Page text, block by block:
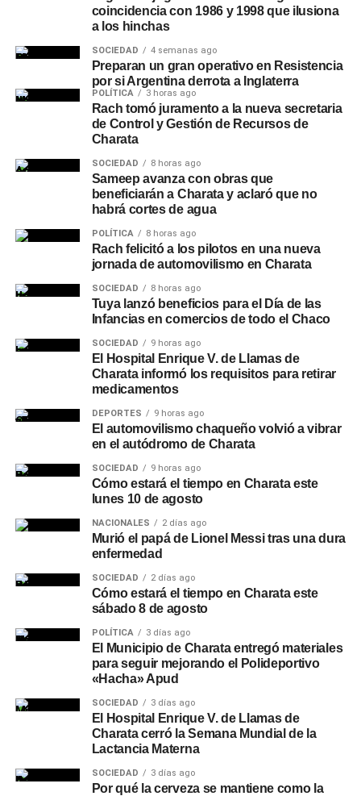
coincidencia con 1986 y 1998 que ilusiona
a los hinchas
SOCIEDAD 4 semanas ago
Preparan un gran operativo en Resistencia
por si Argentina derrota a Inglaterra
POLÍTICA 3 horas ago
Rach tomó juramento a la nueva secretaria
de Control y Gestión de Recursos de
Charata
SOCIEDAD 8 horas ago
Sameep avanza con obras que
beneficiarán a Charata y aclaró que no
habrá cortes de agua
POLÍTICA 8 horas ago
Rach felicitó a los pilotos en una nueva
jornada de automovilismo en Charata
SOCIEDAD 8 horas ago
Tuya lanzó beneficios para el Día de las
Infancias en comercios de todo el Chaco
SOCIEDAD 9 horas ago
El Hospital Enrique V. de Llamas de
Charata informó los requisitos para retirar
medicamentos
DEPORTES 9 horas ago
El automovilismo chaqueño volvió a vibrar
en el autódromo de Charata
SOCIEDAD 9 horas ago
Cómo estará el tiempo en Charata este
lunes 10 de agosto
NACIONALES 2 días ago
Murió el papá de Lionel Messi tras una dura
enfermedad
SOCIEDAD 2 días ago
Cómo estará el tiempo en Charata este
sábado 8 de agosto
POLÍTICA 3 días ago
El Municipio de Charata entregó materiales
para seguir mejorando el Polideportivo
«Hacha» Apud
SOCIEDAD 3 días ago
El Hospital Enrique V. de Llamas de
Charata cerró la Semana Mundial de la
Lactancia Materna
SOCIEDAD 3 días ago
Por qué la cerveza se mantiene como la